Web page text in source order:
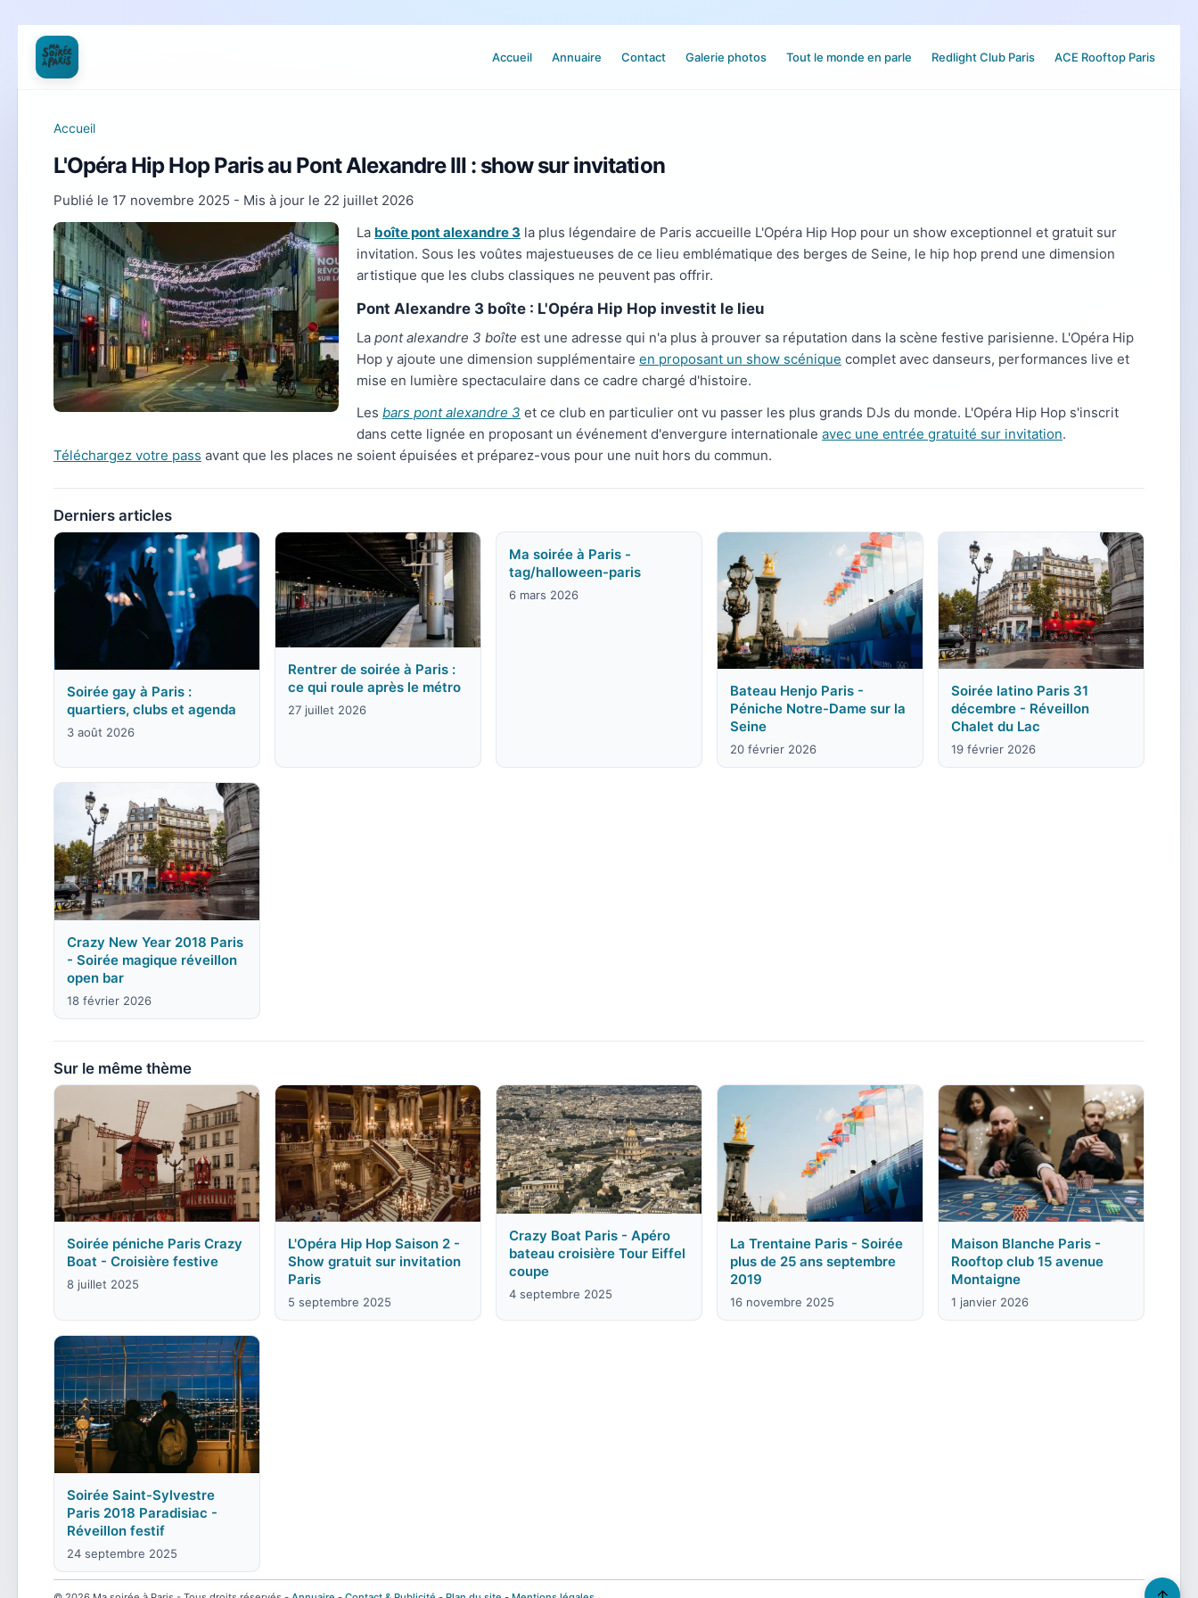
Accueil Annuaire Contact Galerie photos Tout le monde en parle Redlight Club Paris ACE Rooftop Paris
Accueil
L'Opéra Hip Hop Paris au Pont Alexandre III : show sur invitation
Publié le 17 novembre 2025 - Mis à jour le 22 juillet 2026
La boîte pont alexandre 3 la plus légendaire de Paris accueille L'Opéra Hip Hop pour un show exceptionnel et gratuit sur
invitation. Sous les voûtes majestueuses de ce lieu emblématique des berges de Seine, le hip hop prend une dimension
artistique que les clubs classiques ne peuvent pas offrir.
Pont Alexandre 3 boîte : L'Opéra Hip Hop investit le lieu
La pont alexandre 3 boîte est une adresse qui n'a plus à prouver sa réputation dans la scène festive parisienne. L'Opéra Hip
Hop y ajoute une dimension supplémentaire en proposant un show scénique complet avec danseurs, performances live et
mise en lumière spectaculaire dans ce cadre chargé d'histoire.
Les bars pont alexandre 3 et ce club en particulier ont vu passer les plus grands DJs du monde. L'Opéra Hip Hop s'inscrit
dans cette lignée en proposant un événement d'envergure internationale avec une entrée gratuité sur invitation.
Téléchargez votre pass avant que les places ne soient épuisées et préparez-vous pour une nuit hors du commun.
Derniers articles
Soirée gay à Paris :
quartiers, clubs et agenda
3 août 2026
Rentrer de soirée à Paris :
ce qui roule après le métro
27 juillet 2026
Ma soirée à Paris -
tag/halloween-paris
6 mars 2026
Bateau Henjo Paris -
Péniche Notre-Dame sur la
Seine
20 février 2026
Soirée latino Paris 31
décembre - Réveillon
Chalet du Lac
19 février 2026
Crazy New Year 2018 Paris
- Soirée magique réveillon
open bar
18 février 2026
Sur le même thème
Soirée péniche Paris Crazy
Boat - Croisière festive
8 juillet 2025
L'Opéra Hip Hop Saison 2 -
Show gratuit sur invitation
Paris
5 septembre 2025
Crazy Boat Paris - Apéro
bateau croisière Tour Eiffel
coupe
4 septembre 2025
La Trentaine Paris - Soirée
plus de 25 ans septembre
2019
16 novembre 2025
Maison Blanche Paris -
Rooftop club 15 avenue
Montaigne
1 janvier 2026
Soirée Saint-Sylvestre
Paris 2018 Paradisiac -
Réveillon festif
24 septembre 2025